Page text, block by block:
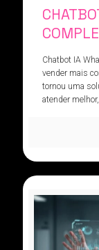
Chatbot IA
vender mais
tornou uma
atender melhor,